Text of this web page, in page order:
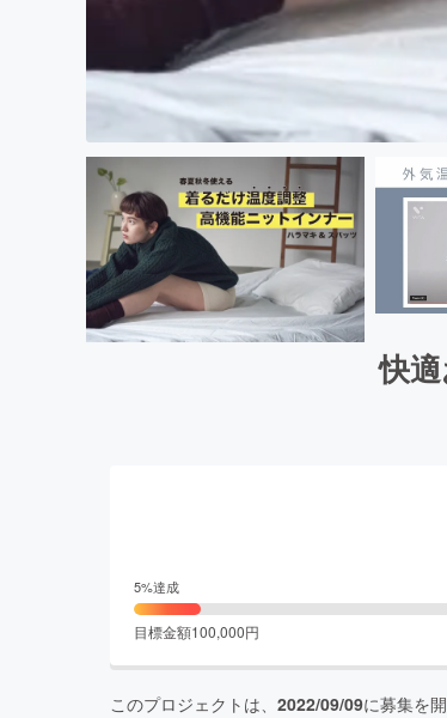
快
5%達成
目標金額100,000円
このプロジェクトは、 2022/09/09に募集を